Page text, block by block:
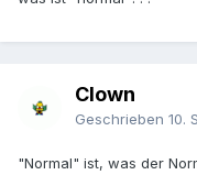
Clown
Geschrieben 10.
"Normal" ist, was der